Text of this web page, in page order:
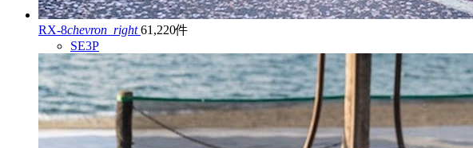
RX-8chevron_right 61,220件
SE3P